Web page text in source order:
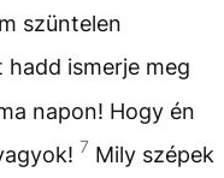
szüntelen
hadd ismerje meg
napon! Hogy én
7 Mily szépek